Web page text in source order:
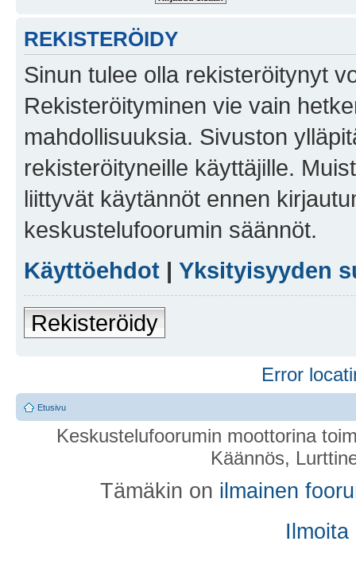
REKISTERÖIDY
Sinun tulee olla rekisteröitynyt
Rekisteröityminen vie vain
mahdollisuuksia. Sivuston
rekisteröityneille käyttäjille.
liittyvät käytännöt ennen
keskustelufoorumin säännöt.
Käyttöehdot | Yksityisyyden
Rekisteröidy
Error
Etusivu
Keskustelufoorumin moottorina
Käännös,
Tämäkin on ilmainen